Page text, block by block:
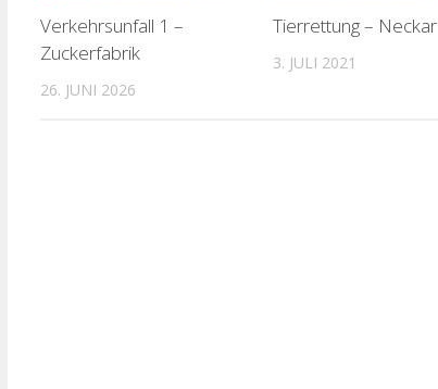
Verkehrsunfall 1 –
Zuckerfabrik
26. JUNI 2026
Tierrettung – Neckar
3. JULI 2021